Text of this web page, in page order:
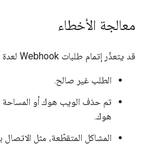
معالجة الأخطاء
قد يتعذّر إتمام طلبات Webhook لعدة أسباب، بما في ذلك:
الطلب غير صالح.
تم حذف الويب هوك أو
هوك.
المشاكل المتقطّعة، مثل